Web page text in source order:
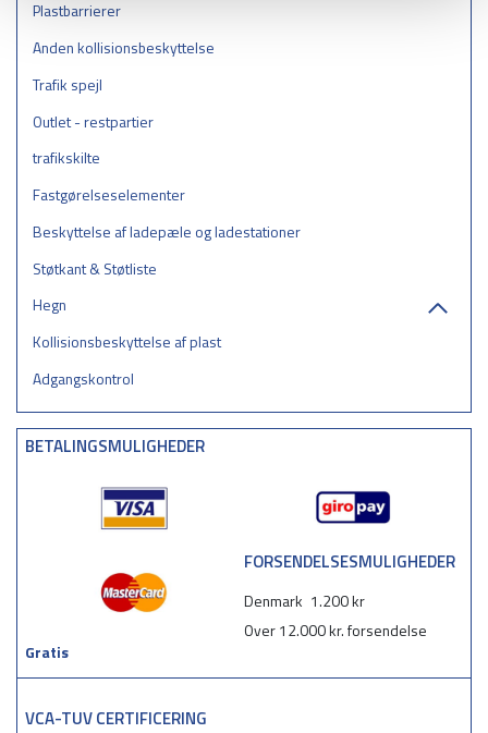
Plastbarrierer
Anden kollisionsbeskyttelse
Trafik spejl
Outlet - restpartier
trafikskilte
Fastgørelseselementer
Beskyttelse af ladepæle og ladestationer
Støtkant & Støtliste
Hegn
Kollisionsbeskyttelse af plast
Adgangskontrol
BETALINGSMULIGHEDER
FORSENDELSESMULIGHEDER
Denmark 1.200 kr
Over 12.000 kr. forsendelse
Gratis
VCA-TUV CERTIFICERING